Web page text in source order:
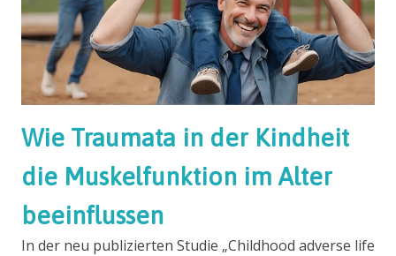
Wie Traumata in der Kindheit
die Muskelfunktion im Alter
beeinflussen
In der neu publizierten Studie „Childhood adverse life